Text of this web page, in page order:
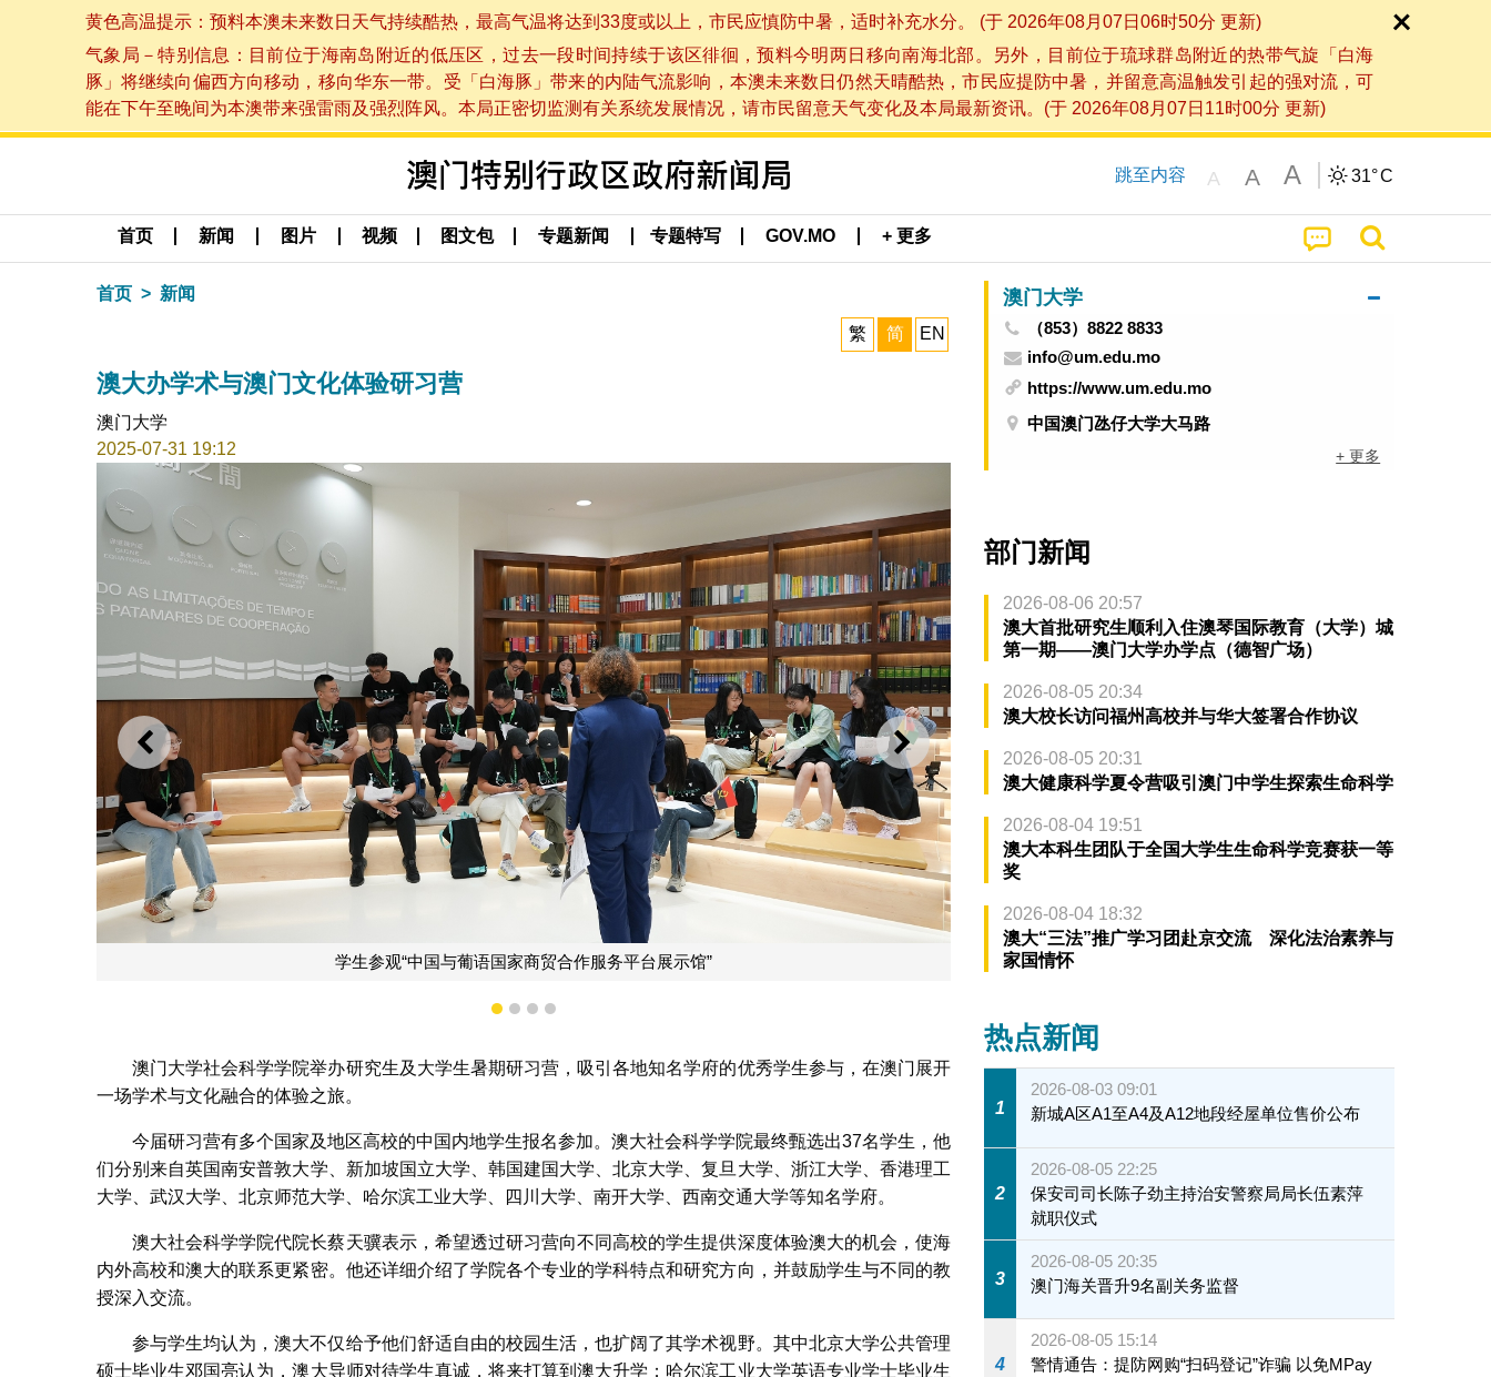
黄色高温提示：预料本澳未来数日天气持续酷热，最高气温将达到33度或以上，市民应慎防中暑，适时补充水分。 (于 2026年08月07日06时50分 更新)
气象局－特别信息：目前位于海南岛附近的低压区，过去一段时间持续于该区徘徊，预料今明两日移向南海北部。另外，目前位于琉球群岛附近的热带气旋「白海
豚」将继续向偏西方向移动，移向华东一带。受「白海豚」带来的内陆气流影响，本澳未来数日仍然天晴酷热，市民应提防中暑，并留意高温触发引起的强对流，可
能在下午至晚间为本澳带来强雷雨及强烈阵风。本局正密切监测有关系统发展情况，请市民留意天气变化及本局最新资讯。(于 2026年08月07日11时00分 更新)
跳至内容 A A A 31°C
首页 新闻 图片 视频 图文包 专题新闻 专题特写 GOV.MO + 更多
首页 新闻
繁 简 EN
澳大办学术与澳门文化体验研习营
澳门大学
2025-07-31 19:12
上一则 下一则
学生参观澳大创意媒体实验室
1 2 3 4
澳门大学社会科学学院举办研究生及大学生暑期研习营，吸引各地知名学府的优秀学生参与，在澳门展开
一场学术与文化融合的体验之旅。
今届研习营有多个国家及地区高校的中国内地学生报名参加。澳大社会科学学院最终甄选出37名学生，他
们分别来自英国南安普敦大学、新加坡国立大学、韩国建国大学、北京大学、复旦大学、浙江大学、香港理工
大学、武汉大学、北京师范大学、哈尔滨工业大学、四川大学、南开大学、西南交通大学等知名学府。
澳大社会科学学院代院长蔡天骥表示，希望透过研习营向不同高校的学生提供深度体验澳大的机会，使海
内外高校和澳大的联系更紧密。他还详细介绍了学院各个专业的学科特点和研究方向，并鼓励学生与不同的教
授深入交流。
参与学生均认为，澳大不仅给予他们舒适自由的校园生活，也扩阔了其学术视野。其中北京大学公共管理
硕士毕业生邓国亮认为，澳大导师对待学生真诚，将来打算到澳大升学；哈尔滨工业大学英语专业学士毕业生
澳门大学
（853）8822 8833
info@um.edu.mo
https://www.um.edu.mo
中国澳门氹仔大学大马路
+ 更多
部门新闻
2026-08-06 20:57
澳大首批研究生顺利入住澳琴国际教育（大学）城
第一期——澳门大学办学点（德智广场）
2026-08-05 20:34
澳大校长访问福州高校并与华大签署合作协议
2026-08-05 20:31
澳大健康科学夏令营吸引澳门中学生探索生命科学
2026-08-04 19:51
澳大本科生团队于全国大学生生命科学竞赛获一等
奖
2026-08-04 18:32
澳大“三法”推广学习团赴京交流 深化法治素养与
家国情怀
热点新闻
1
2026-08-03 09:01
新城A区A1至A4及A12地段经屋单位售价公布
2
2026-08-05 22:25
保安司司长陈子劲主持治安警察局局长伍素萍
就职仪式
3
2026-08-05 20:35
澳门海关晋升9名副关务监督
4
2026-08-05 15:14
警情通告：提防网购“扫码登记”诈骗 以免MPay